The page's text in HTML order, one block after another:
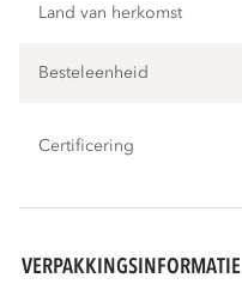
Land van herkomst
Besteleenheid
Certificering
VERPAKKINGSINFORMATIE